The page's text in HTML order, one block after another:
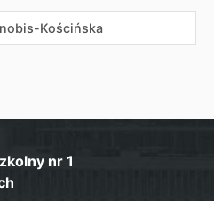
Kościńska
nr 1